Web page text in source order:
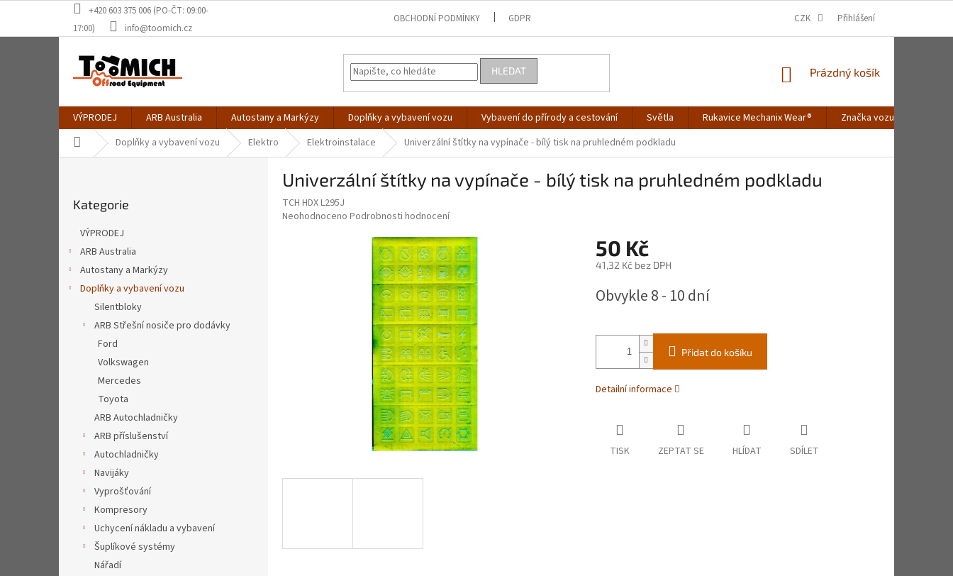
obsah
+420 603 375 006 (PO-ČT: 09:00-
17:00)
info@toomich.cz
OBCHODNÍ PODMÍNKY GDPR CZK Přihlášení
HLEDAT
NÁKUPNÍ
Prázdný košík
VÝPRODEJ ARB Australia Autostany a Markýzy Doplňky a vybavení vozu Vybavení do přírody a cestování Světla Rukavice Mechanix Wear® Značka vozu
Domů Doplňky a vybavení vozu Elektro Elektroinstalace Univerzální štítky na vypínače - bílý tisk na pruhledném podkladu
kategorie
Kategorie
VÝPRODEJ
ARB Australia
Autostany a Markýzy
Doplňky a vybavení vozu
Silentbloky
ARB Střešní nosiče pro dodávky
Ford
Volkswagen
Mercedes
Toyota
ARB Autochladničky
ARB příslušenství
Autochladničky
Navijáky
Vyprošťování
Kompresory
Uchycení nákladu a vybavení
Šuplíkové systémy
Nářadí
Univerzální štítky na vypínače - bílý tisk na pruhledném podkladu
TCH HDX L295J
Průměrné
Neohodnoceno Podrobnosti hodnocení
50 Kč
41,32 Kč bez DPH
cena:
Obvykle 8 - 10 dní
Přidat do košíku
Detailní informace
TISK ZEPTAT SE HLÍDAT SDÍLET